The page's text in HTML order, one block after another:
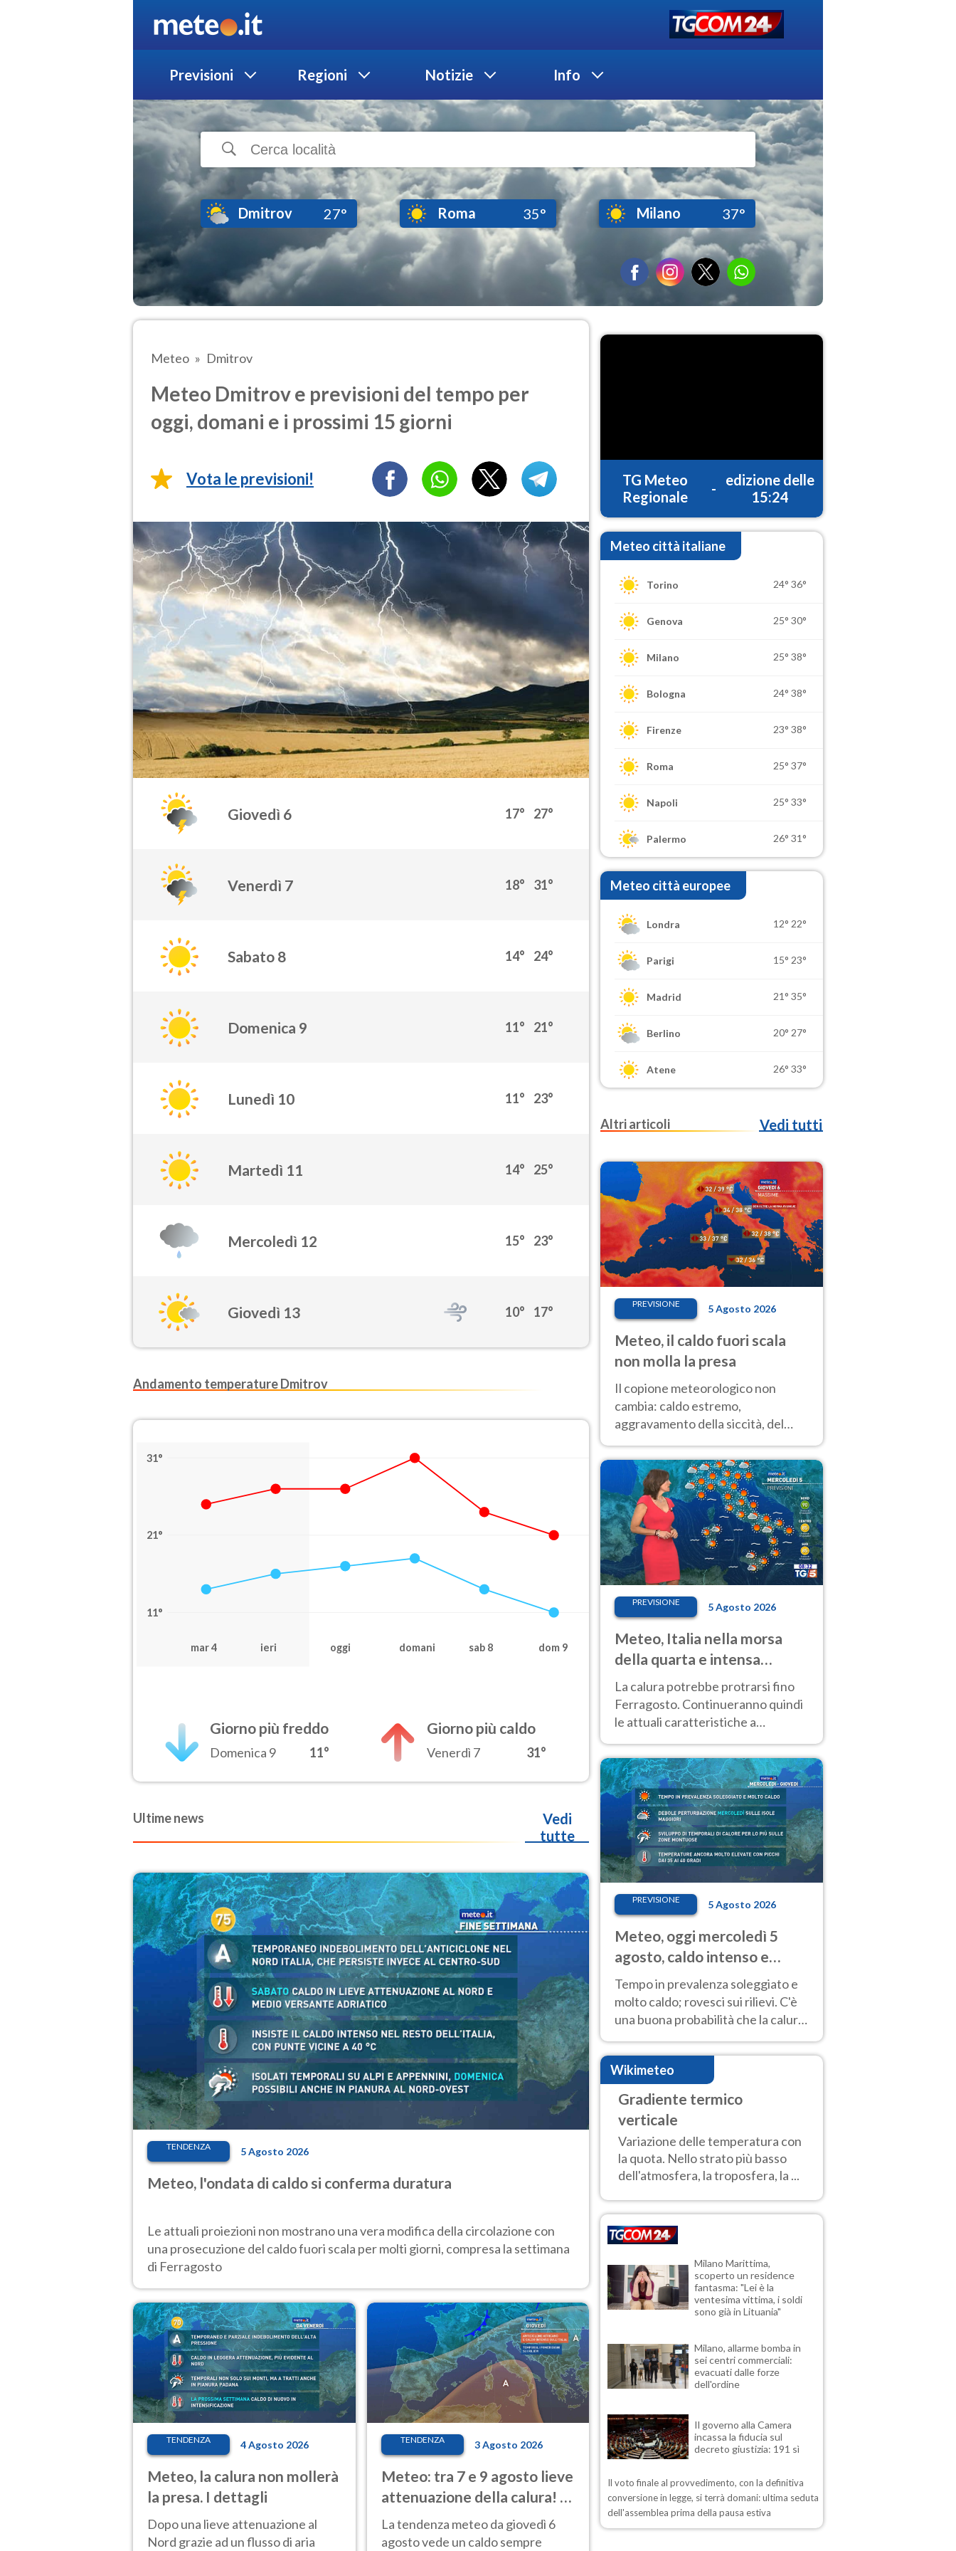
Previsioni Regioni Notizie Info
Dmitrov 27° Roma 35° Milano 37°
Meteo Dmitrov
Meteo Dmitrov e previsioni del tempo per
oggi, domani e i prossimi 15 giorni
Vota le previsioni!
Giovedì 6 17° 27°
Venerdì 7 18° 31°
Sabato 8 14° 24°
Domenica 9 11° 21°
Lunedì 10 11° 23°
Martedì 11 14° 25°
Mercoledì 12 15° 23°
Giovedì 13 10° 17°
Andamento temperature Dmitrov
31°
21°
11°
mar 4 ieri oggi domani sab 8 dom 9
Giorno più freddo
Domenica 9 11°
Giorno più caldo
Venerdì 7 31°
Ultime news
Vedi
tutte
TENDENZA 5 Agosto 2026
Meteo, l'ondata di caldo si conferma duratura
Le attuali proiezioni non mostrano una vera modifica della circolazione con
una prosecuzione del caldo fuori scala per molti giorni, compresa la settimana
di Ferragosto
TENDENZA 4 Agosto 2026
Meteo, la calura non mollerà
la presa. I dettagli
Dopo una lieve attenuazione al
Nord grazie ad un flusso di aria
TENDENZA 3 Agosto 2026
Meteo: tra 7 e 9 agosto lieve
attenuazione della calura! Al
Nord rischio temporali
La tendenza meteo da giovedì 6
agosto vede un caldo sempre
TG Meteo
Regionale
-
edizione delle
15:24
Meteo città italiane
Torino 24° 36°
Genova 25° 30°
Milano 25° 38°
Bologna 24° 38°
Firenze 23° 38°
Roma 25° 37°
Napoli 25° 33°
Palermo 26° 31°
Meteo città europee
Londra 12° 22°
Parigi 15° 23°
Madrid 21° 35°
Berlino 20° 27°
Atene 26° 33°
Altri articoli Vedi tutti
PREVISIONE 5 Agosto 2026
Meteo, il caldo fuori scala
non molla la presa
Il copione meteorologico non
cambia: caldo estremo,
aggravamento della siccità, del
calore. Nessun cambiamento fino
Ferragosto
PREVISIONE 5 Agosto 2026
Meteo, Italia nella morsa
della quarta e intensa
ondata di caldo
La calura potrebbe protrarsi fino
Ferragosto. Continueranno quindi
le attuali caratteristiche a
caldo estremo e temporali di calore
PREVISIONE 5 Agosto 2026
Meteo, oggi mercoledì 5
agosto, caldo intenso e
temporali
Tempo in prevalenza soleggiato e
molto caldo; rovesci sui rilievi. C'è
una buona probabilità che la calura
possa protrarsi fino almeno a
Ferragosto
Wikimeteo
Gradiente termico
verticale
Variazione delle temperatura con
la quota. Nello strato più basso
dell'atmosfera, la troposfera, la ...
Milano Marittima,
scoperto un residence
fantasma: "Lei è la
ventesima vittima, i soldi
sono già in Lituania"
Milano, allarme bomba in
sei centri commerciali:
evacuati dalle forze
dell'ordine
Il governo alla Camera
incassa la fiducia sul
decreto giustizia: 191 sì
Il voto finale al provvedimento, con la definitiva
conversione in legge, si terrà domani: ultima seduta
dell'assemblea prima della pausa estiva